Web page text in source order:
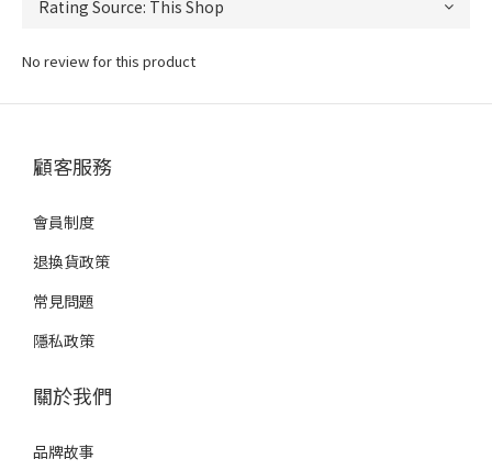
No review for this product
顧客服務
會員制度
退換貨政策
常見問題
隱私政策
關於我們
品牌故事